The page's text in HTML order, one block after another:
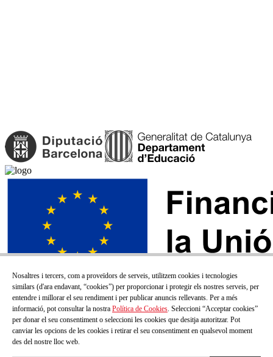
Nosaltres i tercers, com a proveïdors de serveis, utilitzem cookies i tecnologies
similars (d'ara endavant, “cookies”) per proporcionar i protegir els nostres serveis, per
entendre i millorar el seu rendiment i per publicar anuncis rellevants. Per a més
informació, pot consultar la nostra Política de Cookies. Seleccioni “Acceptar cookies”
per donar el seu consentiment o seleccioni les cookies que desitja autoritzar. Pot
canviar les opcions de les cookies i retirar el seu consentiment en qualsevol moment
des del nostre lloc web.